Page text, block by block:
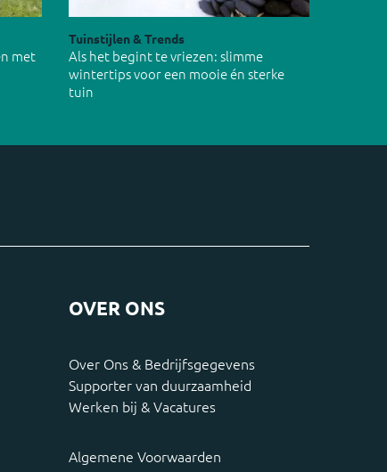
met
Tuinstijlen & Trends
Als het begint te vriezen: slimme
wintertips voor een mooie én sterke
tuin
OVER ONS
Over Ons & Bedrijfsgegevens
Supporter van duurzaamheid
Werken bij & Vacatures
Algemene Voorwaarden